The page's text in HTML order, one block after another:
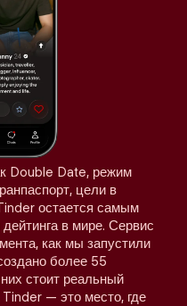
Double Date, режим
цели в
остается самым
в мире. Сервис
как мы запустили
более 55
стоит реальный
— это место, где